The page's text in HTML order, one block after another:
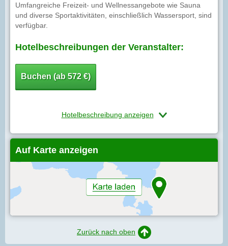
Umfangreiche Freizeit- und Wellnessangebote wie Sauna
und diverse Sportaktivitäten, einschließlich Wassersport, sind
verfügbar.
Hotelbeschreibungen der Veranstalter:
Buchen (ab 572 €)
Hotelbeschreibung anzeigen
Auf Karte anzeigen
Zurück nach oben